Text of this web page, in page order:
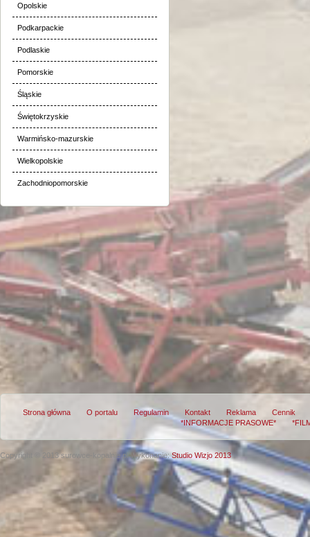
Opolskie
Podkarpackie
Podlaskie
Pomorskie
Śląskie
Świętokrzyskie
Warmińsko-mazurskie
Wielkopolskie
Zachodniopomorskie
Strona główna O portalu Regulamin Kontakt Reklama
Cennik
*INFORMACJE PRASOWE*
Copyright © 2013 surowce-kopalnie.plWykonanie:Studio Wizjo 2013